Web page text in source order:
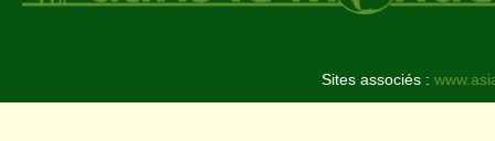
Sites associés :